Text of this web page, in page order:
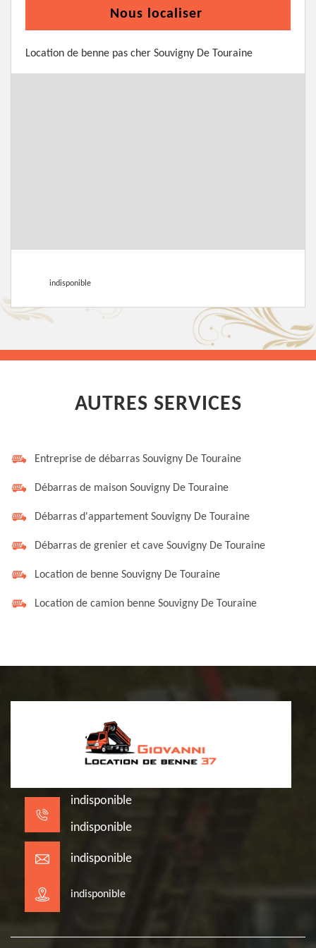
Nous localiser
Location de benne pas cher Souvigny De Touraine
indisponible
AUTRES SERVICES
Entreprise de débarras Souvigny De Touraine
Débarras de maison Souvigny De Touraine
Débarras d'appartement Souvigny De Touraine
Débarras de grenier et cave Souvigny De Touraine
Location de benne Souvigny De Touraine
Location de camion benne Souvigny De Touraine
indisponible
indisponible
indisponible
indisponible